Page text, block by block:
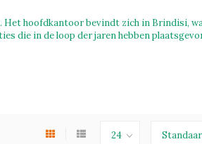
Het hoofdkantoor bevindt zich in Brindisi,
die in de loop der jaren hebben